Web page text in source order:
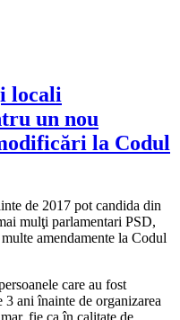
locali
un nou
la Codul
de 2017 pot candida din
mulţi parlamentari PSD,
amendamente la Codul
care au fost
ani înainte de organizarea
fie ca în calitate de